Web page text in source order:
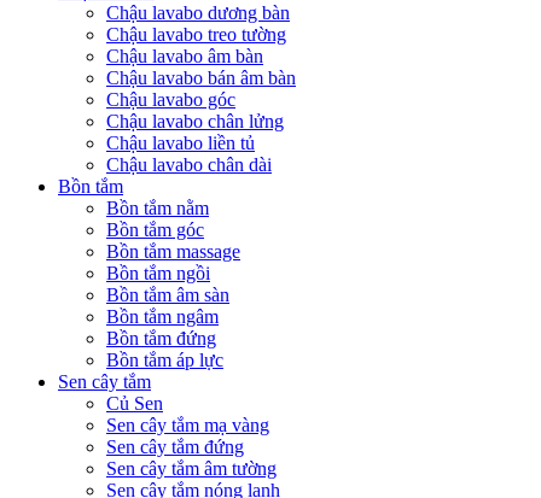
Chậu lavabo dương bàn
Chậu lavabo treo tường
Chậu lavabo âm bàn
Chậu lavabo bán âm bàn
Chậu lavabo góc
Chậu lavabo chân lửng
Chậu lavabo liền tủ
Chậu lavabo chân dài
Bồn tắm
Bồn tắm nằm
Bồn tắm góc
Bồn tắm massage
Bồn tắm ngồi
Bồn tắm âm sàn
Bồn tắm ngâm
Bồn tắm đứng
Bồn tắm áp lực
Sen cây tắm
Củ Sen
Sen cây tắm mạ vàng
Sen cây tắm đứng
Sen cây tắm âm tường
Sen cây tắm nóng lạnh